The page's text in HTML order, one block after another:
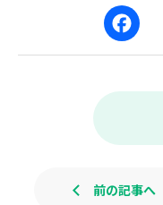
a
e
k
前の記事へ